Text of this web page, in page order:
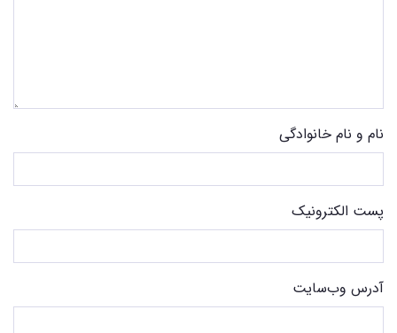
نام و نام خانوادگی
پست الکترونیک
آدرس وب‌سایت